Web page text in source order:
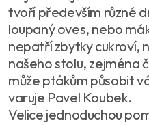
tvoří především různé
loupaný oves, nebo
nepatří zbytky cukroví,
našeho stolu, zejména
může ptákům působit
varuje Pavel Koubek.
Velice jednoduchou